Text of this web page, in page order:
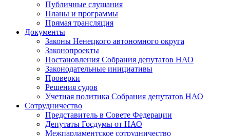
Публичные слушания
Планы и программы
Прямая трансляция
Документы
Законы Ненецкого автономного округа
Законопроекты
Постановления Собрания депутатов НАО
Законодательные инициативы
Проверки
Решения судов
Учетная политика Собрания депутатов НАО
Сотрудничество
Представитель в Совете Федерации
Депутаты Госдумы от НАО
Межпарламентское сотрудничество